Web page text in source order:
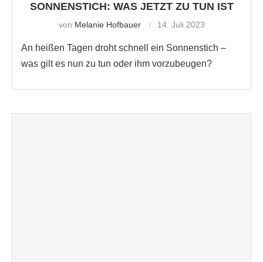
SONNENSTICH: WAS JETZT ZU TUN IST
von Melanie Hofbauer 14. Juli 2023
An heißen Tagen droht schnell ein Sonnenstich –
was gilt es nun zu tun oder ihm vorzubeugen?